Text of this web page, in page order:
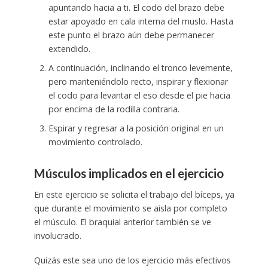
apuntando hacia a ti. El codo del brazo debe
estar apoyado en cala interna del muslo. Hasta
este punto el brazo aún debe permanecer
extendido.
A continuación, inclinando el tronco levemente,
pero manteniéndolo recto, inspirar y flexionar
el codo para levantar el eso desde el pie hacia
por encima de la rodilla contraria.
Espirar y regresar a la posición original en un
movimiento controlado.
Músculos implicados en el ejercicio
En este ejercicio se solicita el trabajo del bíceps, ya
que durante el movimiento se aisla por completo
el músculo. El braquial anterior también se ve
involucrado.
Quizás este sea uno de los ejercicio más efectivos